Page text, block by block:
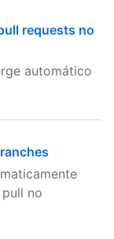
requests no
automático
no